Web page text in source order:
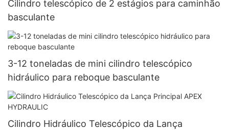
Cilindro telescópico de 2 estágios para caminhão
basculante
3-12 toneladas de mini cilindro telescópico
hidráulico para reboque basculante
Cilindro Hidráulico Telescópico da Lança